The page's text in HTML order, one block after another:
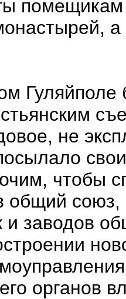
Гуляйполе
не
чтобы
общий
заводов
органов